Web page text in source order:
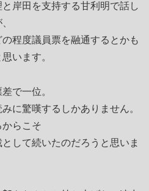
岸田を支持する甘利明で話し
程度議員票を融通するとかも
います。
で一位。
に驚嘆するしかありません。
らこそ
して続いたのだろうと思いま